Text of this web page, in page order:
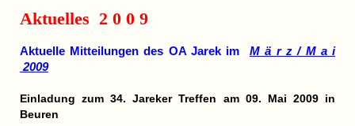
Aktuelles 2 0 0 9
Aktuelle Mitteilungen des OA Jarek im M ä r z / M a i
2009
Einladung zum 34. Jareker Treffen am 09. Mai 2009 in
Beuren